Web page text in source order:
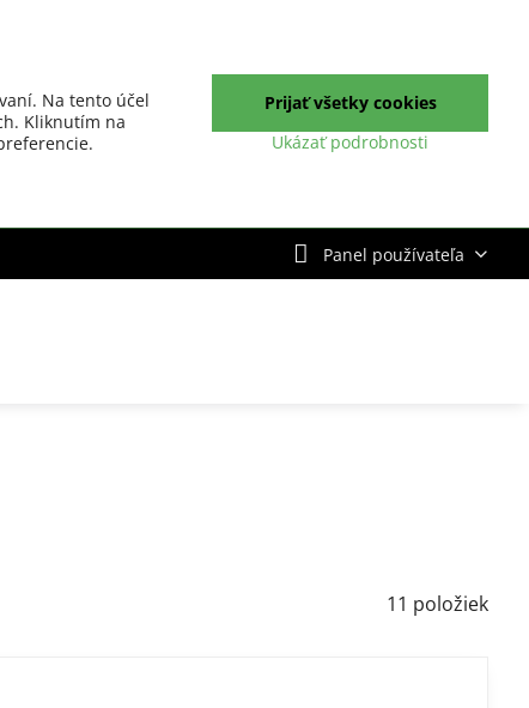
Panel používateľa
11 položiek
Na tento účel
Kliknutím na
Ukázať podrobnosti
Prijať všetky cookies